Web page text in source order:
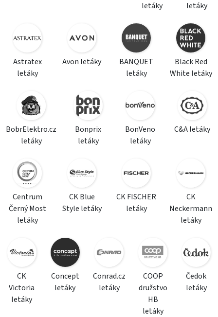
letáky
letáky
Astratex
letáky
Avon letáky
BANQUET
letáky
Black Red
White letáky
BobrElektro.cz
letáky
Bonprix
letáky
BonVeno
letáky
C&A letáky
Centrum
Černý Most
letáky
CK Blue
Style letáky
CK FISCHER
letáky
CK
Neckermann
letáky
CK
Victoria
letáky
Concept
letáky
Conrad.cz
letáky
COOP
družstvo
HB
letáky
Čedok
letáky